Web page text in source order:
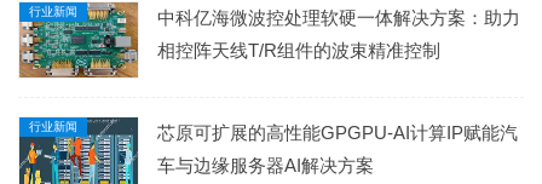
行业新闻
中科亿海微波控处理软硬一体解决方案：助力
相控阵天线T/R组件的波束精准控制
行业新闻
芯原可扩展的高性能GPGPU-AI计算IP赋能汽
车与边缘服务器AI解决方案